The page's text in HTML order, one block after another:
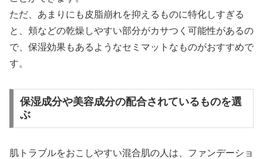
ただ、あまりにも皮脂崩れを抑えるものに特化しすぎる
と、頬などの乾燥しやすい部分がカサつく可能性があるの
で、保湿効果もあるようなセミマットなものがおすすめで
す。
保湿成分や美容成分の配合されているものを選
ぶ
肌トラブルをおこしやすい混合肌の人は、ファンデーショ